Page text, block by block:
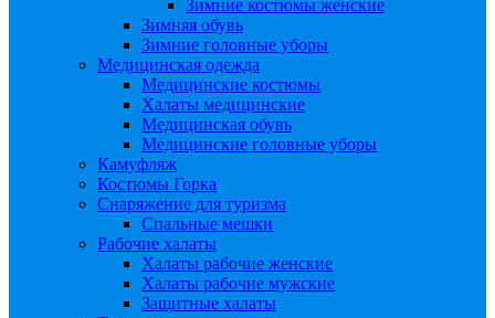
Зимние костюмы женские
Зимняя обувь
Зимние головные уборы
Медицинская одежда
Медицинские костюмы
Халаты медицинские
Медицинская обувь
Медицинские головные уборы
Камуфляж
Костюмы Горка
Снаряжение для туризма
Спальные мешки
Рабочие халаты
Халаты рабочие женские
Халаты рабочие мужские
Защитные халаты